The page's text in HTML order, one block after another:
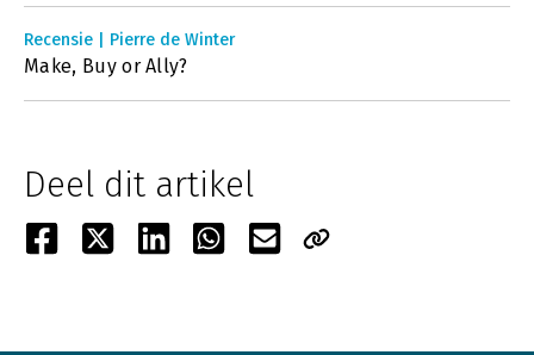
Recensie | Pierre de Winter
Make, Buy or Ally?
Deel dit artikel